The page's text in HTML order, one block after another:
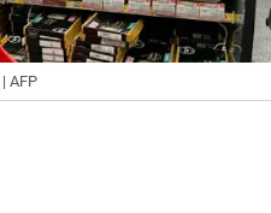
| AFP